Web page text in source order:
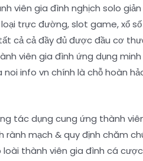
viên gia đình nghịch solo
trực đường, slot game, xổ
cả cả đầy đủ được đầu cơ
viên gia đình ứng dụng minh
info vn chính là chỗ hoàn
tác dụng cung ứng thành
mạch & quy định chăm
thành viên gia đình cá